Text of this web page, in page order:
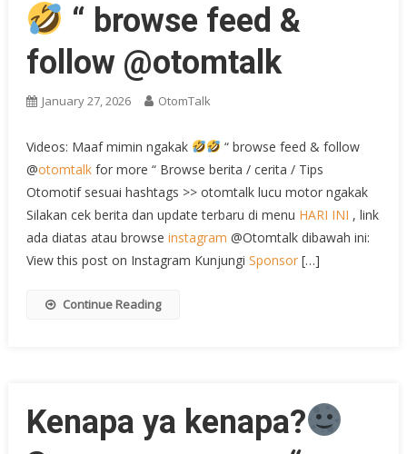
“ browse feed &
follow @otomtalk
January 27, 2026 OtomTalk
Videos: Maaf mimin ngakak
“ browse feed & follow
@otomtalkfor more “ Browse berita / cerita / Tips
Otomotif sesuai hashtags >> otomtalk lucu motor ngakak
Silakan cek berita dan update terbaru di menu HARI INI , link
ada diatas atau browse instagram @Otomtalk dibawah ini:
View this post on Instagram Kunjungi Sponsor[…]
Continue Reading
Kenapa ya kenapa?